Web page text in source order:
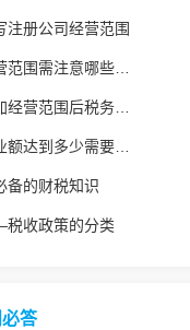
注册公司经营范围
石嘴山公司变更经营范围需注意哪些问题？
石嘴山营业执照增加经营范围后税务也要变更吗？
石嘴山每个体户营业额达到多少需要建账？
备的财税知识
收政策的分类
答